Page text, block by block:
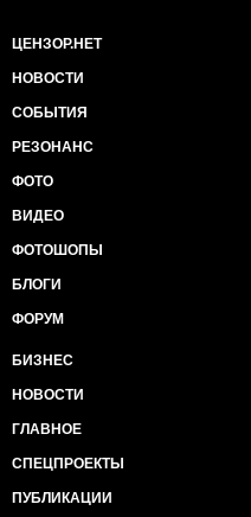
ЦЕНЗОР.НЕТ
НОВОСТИ
СОБЫТИЯ
РЕЗОНАНС
ФОТО
ВИДЕО
ФОТОШОПЫ
БЛОГИ
ФОРУМ
БИЗНЕС
НОВОСТИ
ГЛАВНОЕ
СПЕЦПРОЕКТЫ
ПУБЛИКАЦИИ